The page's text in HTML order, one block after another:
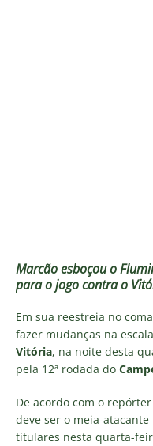
Marcão esboçou o
para o jogo contra o
Em sua reestreia no
fazer mudanças na
Vitória, na noite desta
pela 12ª rodada do
De acordo com o repórter
deve ser o meia-
titulares nesta quarta-